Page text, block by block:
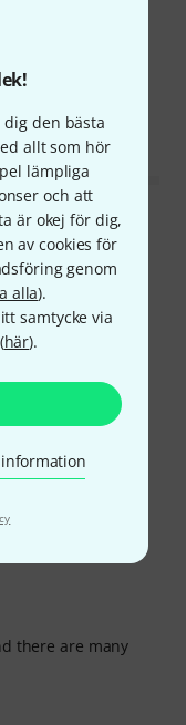
den bästa
allt som hör
lämpliga
och att
är okej för dig,
av cookies för
genom
alla).
samtycke via
här).
and I absolutely
Metallica.
there are many